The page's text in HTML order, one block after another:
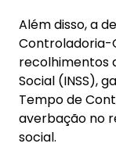
Além disso, a
Controladoria-
recolhimentos
Social (INSS),
Tempo de
averbação no
social.